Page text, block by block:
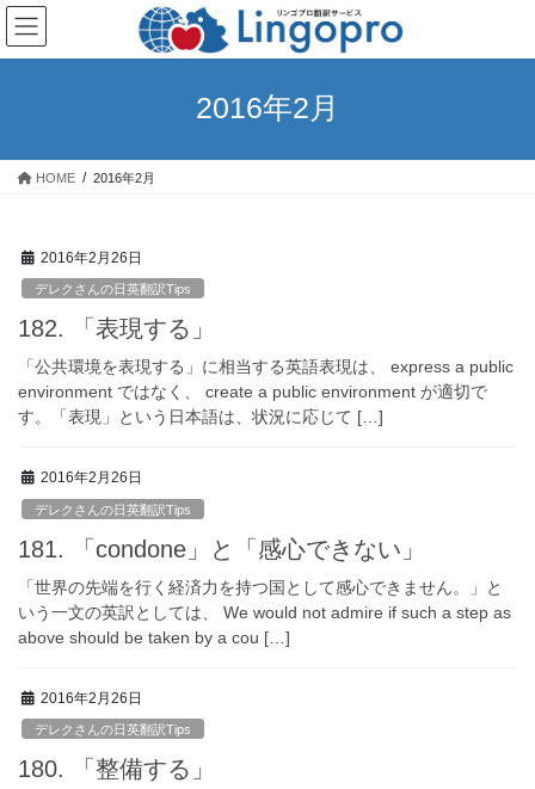
コ
ン
テ
ス
ナ
ビ
ゲ
ン
2016年2月
HOME 2016年2月
2016年2月26日
デレクさんの日英翻訳Tips
182. 「表現する」
「公共環境を表現する」に相当する英語表現は、 express a public
environment ではなく、 create a public environment が適切で
す。「表現」という日本語は、状況に応じて […]
2016年2月26日
デレクさんの日英翻訳Tips
181. 「condone」と「感心できない」
「世界の先端を行く経済力を持つ国として感心できません。」と
いう一文の英訳としては、 We would not admire if such a step as
above should be taken by a cou […]
2016年2月26日
デレクさんの日英翻訳Tips
180. 「整備する」